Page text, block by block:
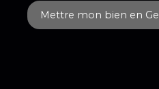
Mettre mon bien en